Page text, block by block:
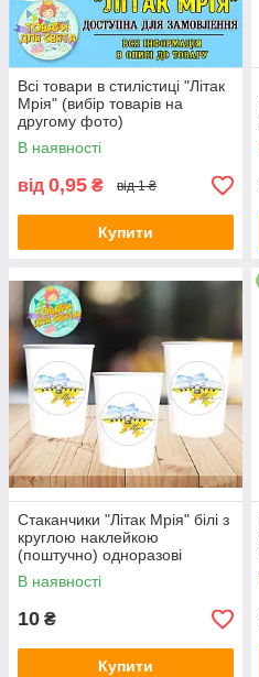
Всі товари в стилістиці "Літак
Мрія" (вибір товарів на
другому фото)
В наявності
від 0,95 ₴ від 1 ₴
Купити
Стаканчики "Літак Мрія" білі з
круглою наклейкою
(поштучно) одноразові
В наявності
10 ₴
Купити